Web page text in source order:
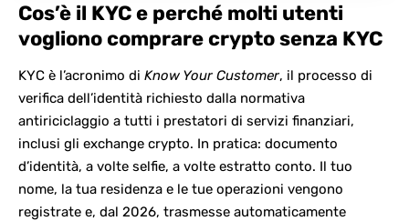
Cos’è il KYC e perché molti utenti
vogliono comprare crypto senza KYC
KYC è l’acronimo di Know Your Customer, il processo di
verifica dell’identità richiesto dalla normativa
antiriciclaggio a tutti i prestatori di servizi finanziari,
inclusi gli exchange crypto. In pratica: documento
d’identità, a volte selfie, a volte estratto conto. Il tuo
nome, la tua residenza e le tue operazioni vengono
registrate e, dal 2026, trasmesse automaticamente